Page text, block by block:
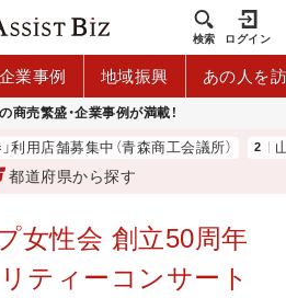
検索 ログイン
企業事例 地域振興 あの人を
商売繁盛・企業事例が満載！
店舗募集中（青森商工会議所） 山中
都道府県から探す
女性会 創立50周年
ティーコンサート